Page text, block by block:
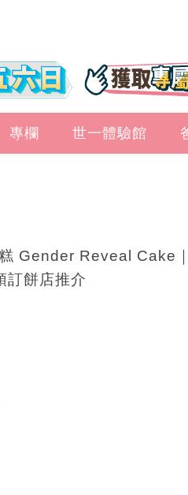
專欄 世一體驗館
Gender Reveal Cake
訂餅店推介